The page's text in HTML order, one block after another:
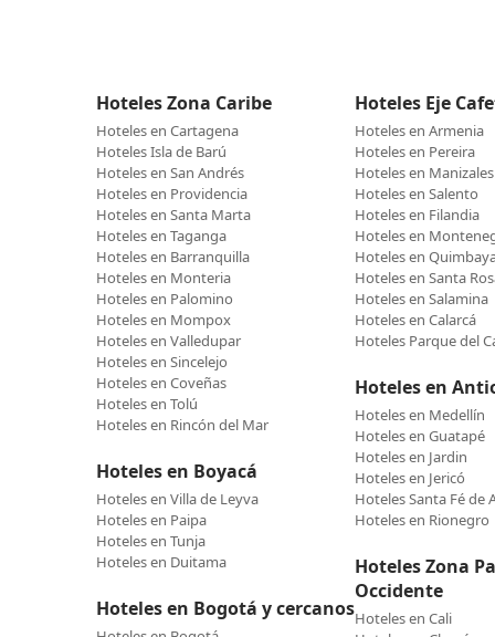
Hoteles Zona Caribe
Hoteles en Cartagena
Hoteles Isla de Barú
Hoteles en San Andrés
Hoteles en Providencia
Hoteles en Santa Marta
Hoteles en Taganga
Hoteles en Barranquilla
Hoteles en Monteria
Hoteles en Palomino
Hoteles en Mompox
Hoteles en Valledupar
Hoteles en Sincelejo
Hoteles en Coveñas
Hoteles en Tolú
Hoteles en Rincón del Mar
Hoteles en Boyacá
Hoteles en Villa de Leyva
Hoteles en Paipa
Hoteles en Tunja
Hoteles en Duitama
Hoteles en Bogotá y cercanos
Hoteles Eje
Hoteles en Armenia
Hoteles en Pereira
Hoteles en Manizales
Hoteles en Salento
Hoteles en Filandia
Hoteles en
Hoteles en
Hoteles en Santa
Hoteles en Salamina
Hoteles en Calarcá
Hoteles Parque del
Hoteles en
Hoteles en Medellín
Hoteles en Guatapé
Hoteles en Jardin
Hoteles en Jericó
Hoteles Santa Fé de
Hoteles en Rionegro
Hoteles Zona
Occidente
Hoteles en Cali